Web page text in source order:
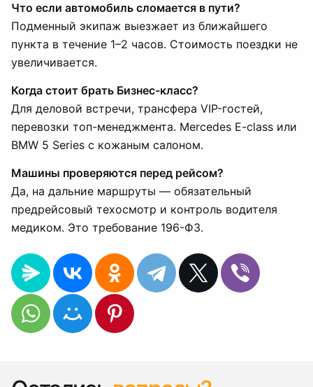
Что если автомобиль сломается в пути?
Подменный экипаж выезжает из ближайшего
пункта в течение 1–2 часов. Стоимость поездки не
увеличивается.
Когда стоит брать Бизнес-класс?
Для деловой встречи, трансфера VIP-гостей,
перевозки топ-менеджмента. Mercedes E-class или
BMW 5 Series с кожаным салоном.
Машины проверяются перед рейсом?
Да, на дальние маршруты — обязательный
предрейсовый техосмотр и контроль водителя
медиком. Это требование 196-ФЗ.